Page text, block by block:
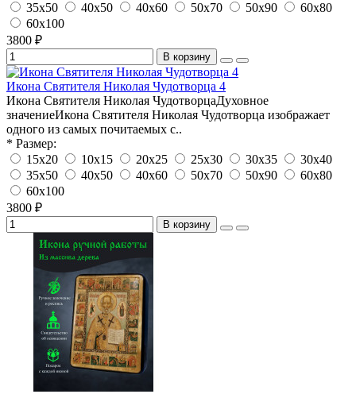
35х50
40х50 40х60 50х70 50х90
60х80
60х100
3800 ₽
В корзину
Икона Святителя Николая Чудотворца 4
Икона Святителя Николая ЧудотворцаДуховное
значениеИкона Святителя Николая Чудотворца изображает
одного из самых почитаемых с..
* Размер:
15х20
10х15 20х25 25х30 30х35
30х40
35х50
40х50 40х60 50х70 50х90
60х80
60х100
3800 ₽
В корзину